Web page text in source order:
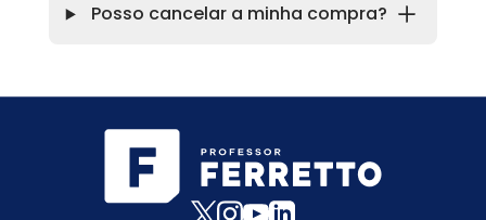
Posso cancelar a minha compra?